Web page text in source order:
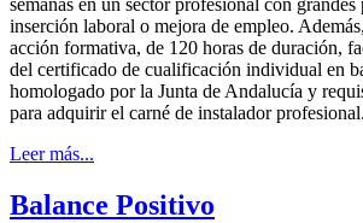
semanas en un sector profesional con
inserción laboral o mejora de empleo.
acción formativa, de 120 horas de duración,
del certificado de cualificación individual en
homologado por la Junta de Andalucía y
para adquirir el carné de instalador profesional.
Leer más...
Balance Positivo